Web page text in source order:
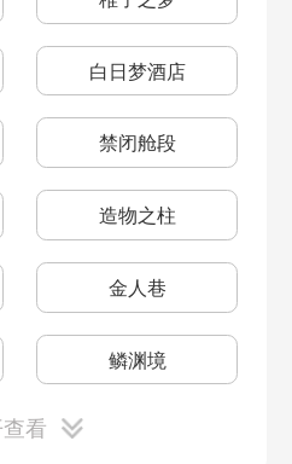
四星存护命途
白日梦酒店
禁闭舱段
造物之柱
金人巷
鳞渊境
看